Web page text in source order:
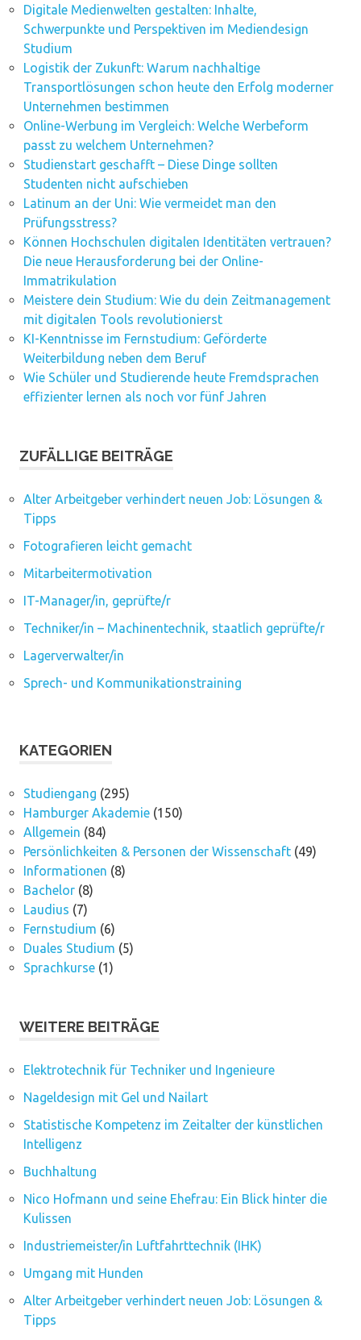
Digitale Medienwelten gestalten: Inhalte,
Schwerpunkte und Perspektiven im Mediendesign
Studium
Logistik der Zukunft: Warum nachhaltige
Transportlösungen schon heute den Erfolg moderner
Unternehmen bestimmen
Online-Werbung im Vergleich: Welche Werbeform
passt zu welchem Unternehmen?
Studienstart geschafft – Diese Dinge sollten
Studenten nicht aufschieben
Latinum an der Uni: Wie vermeidet man den
Prüfungsstress?
Können Hochschulen digitalen Identitäten vertrauen?
Die neue Herausforderung bei der Online-
Immatrikulation
Meistere dein Studium: Wie du dein Zeitmanagement
mit digitalen Tools revolutionierst
KI-Kenntnisse im Fernstudium: Geförderte
Weiterbildung neben dem Beruf
Wie Schüler und Studierende heute Fremdsprachen
effizienter lernen als noch vor fünf Jahren
ZUFÄLLIGE BEITRÄGE
Alter Arbeitgeber verhindert neuen Job: Lösungen &
Tipps
Fotografieren leicht gemacht
Mitarbeitermotivation
IT-Manager/in, geprüfte/r
Techniker/in – Machinentechnik, staatlich geprüfte/r
Lagerverwalter/in
Sprech- und Kommunikationstraining
KATEGORIEN
Studiengang (295)
Hamburger Akademie(150)
Allgemein (84)
Persönlichkeiten & Personen der Wissenschaft(49)
Informationen (8)
Bachelor(8)
Laudius (7)
Fernstudium (6)
Duales Studium (5)
Sprachkurse(1)
WEITERE BEITRÄGE
Elektrotechnik für Techniker und Ingenieure
Nageldesign mit Gel und Nailart
Statistische Kompetenz im Zeitalter der künstlichen
Intelligenz
Buchhaltung
Nico Hofmann und seine Ehefrau: Ein Blick hinter die
Kulissen
Industriemeister/in Luftfahrttechnik (IHK)
Umgang mit Hunden
Alter Arbeitgeber verhindert neuen Job: Lösungen &
Tipps